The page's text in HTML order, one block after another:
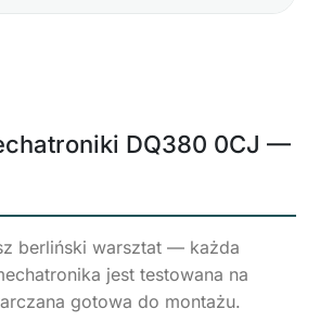
DQ380 0CJ —
berliński warsztat — każda
jest testowana na
gotowa do montażu.